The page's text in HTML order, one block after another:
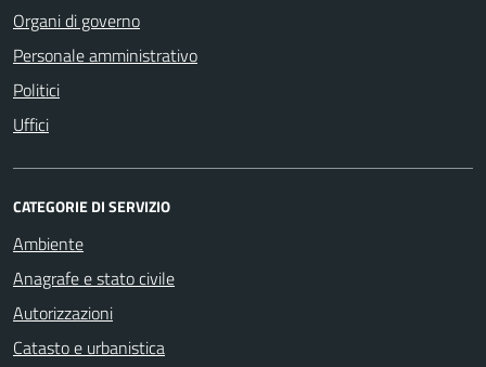
Organi di governo
Personale amministrativo
Politici
Uffici
CATEGORIE DI SERVIZIO
Ambiente
Anagrafe e stato civile
Autorizzazioni
Catasto e urbanistica